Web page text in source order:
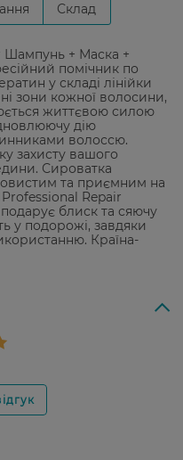
Склад
Шампунь + Маска +
помічник по
у складі лінійки
зони кожної волосини,
життєвою силою
дію
волоссю.
захисту вашого
Сироватка
та приємним на
Repair
блиск та сяючу
у подорожі, завдяки
Країна-